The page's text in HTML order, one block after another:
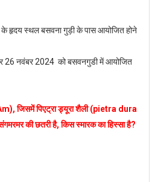
हृदय स्थल बसवना गुड़ी के पास आयोजित होने
26 नवंबर 2024 को बसवनगुडी में आयोजित
जिसमें पिएट्रा ड्यूरा शैली (pietra dura
की छतरी है, किस स्मारक का हिस्सा है?